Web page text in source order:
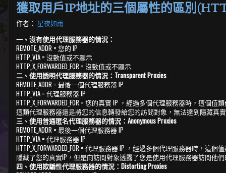
獲取用戶IP地址的三個屬性的區別
作者： 星夜如雨
一、沒有使用代理服務器的情況：
REMOTE_ADDR = 您的 IP
HTTP_VIA = 沒數值或不顯示
HTTP_X_FORWARDED_FOR = 沒數值或不顯示
二、使用透明代理服務器的情況：Transparent Proxies
REMOTE_ADDR = 最後一個代理服務器 IP
HTTP_VIA = 代理服務器 IP
HTTP_X_FORWARDED_FOR = 您的真實 IP ，經過多個代理服務器時，這個
這類代理服務器還是將您的信息轉發給您的訪問對象，無法達到隱藏真
三、使用普通匿名代理服務器的情況：Anonymous Proxies
REMOTE_ADDR = 最後一個代理服務器 IP
HTTP_VIA = 代理服務器 IP
HTTP_X_FORWARDED_FOR = 代理服務器 IP ，經過多個代理服務器時，這
隱藏了您的真實IP，但是向訪問對象透露了您是使用代理服務器訪問他
四、使用欺騙性代理服務器的情況：Distorting Proxies